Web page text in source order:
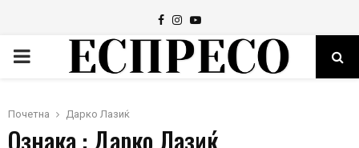
Facebook
Instagram
Youtube
PRIMARY
Почетна Дарко Лазиќ
Ознака : Дарко Лазиќ